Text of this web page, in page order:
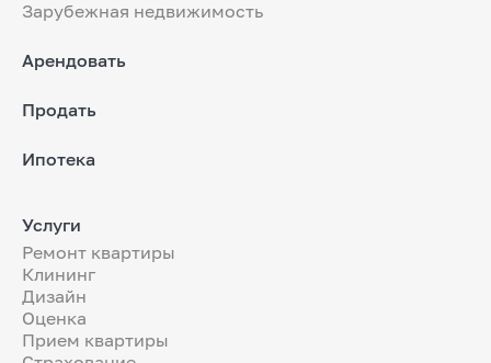
Зарубежная недвижимость
Арендовать
Продать
Ипотека
Услуги
Ремонт квартиры
Клининг
Дизайн
Оценка
Прием квартиры